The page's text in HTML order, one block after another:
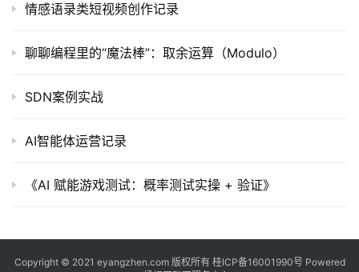
情感语录类短视频创作记录
聊聊编程里的“魔法棒”：取余运算（Modulo）
SDN案例实战
AI智能体运营记录
《AI 赋能游戏测试：概率测试实操 + 验证》
Copyright © 2021 eyangzhen.com 版权所有 桂ICP备16001990号 Powered